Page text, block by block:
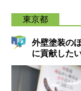
東京都
外壁塗装の
に貢献した